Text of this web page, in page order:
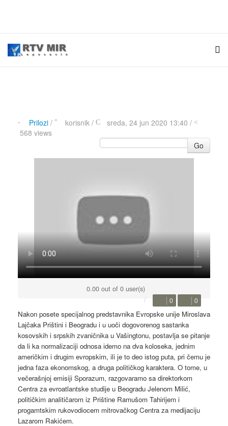
Prilozi/ korisnik /
sreda, 24 jun 2020 13:40 /
568 views
Go
0.00 out of 0 user(s)
0 0
Nakon posete specijalnog predstavnika Evropske unije Miroslava
Lajčaka Prištini i Beogradu i u uoči dogovorenog sastanka
kosovskih i srpskih zvaničnika u Vašingtonu, postavlja se pitanje
da li ka normalizaciji odnosa idemo na dva koloseka, jednim
američkim i drugim evropskim, ili je to deo istog puta, pri čemu je
jedna faza ekonomskog, a druga političkog karaktera. O tome, u
večerašnjoj emisiji Sporazum, razgovaramo sa direktorkom
Centra za evroatlantske studije u Beogradu Jelenom Milić,
političkim analitičarom iz Prištine Ramušom Tahirijem i
progamtskim rukovodiocem mitrovačkog Centra za medijaciju
Lazarom Rakićem.